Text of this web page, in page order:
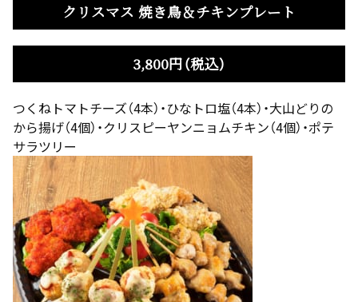
クリスマス 焼き鳥＆チキンプレート
3,800円（税込）
つくねトマトチーズ（4本）・ひなトロ塩（4本）・大山どりの
から揚げ（4個）・クリスピーヤンニョムチキン（4個）・ポテ
サラツリー